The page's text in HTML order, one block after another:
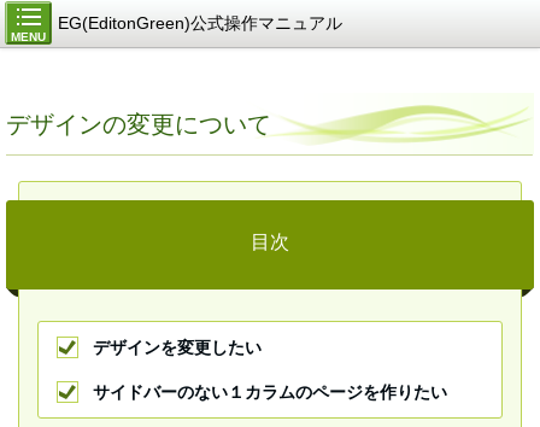
MENU
EG(EditonGreen)公式操作マニュアル
デザインの変更について
目次
デザインを変更したい
サイドバーのない１カラムのページを作りたい